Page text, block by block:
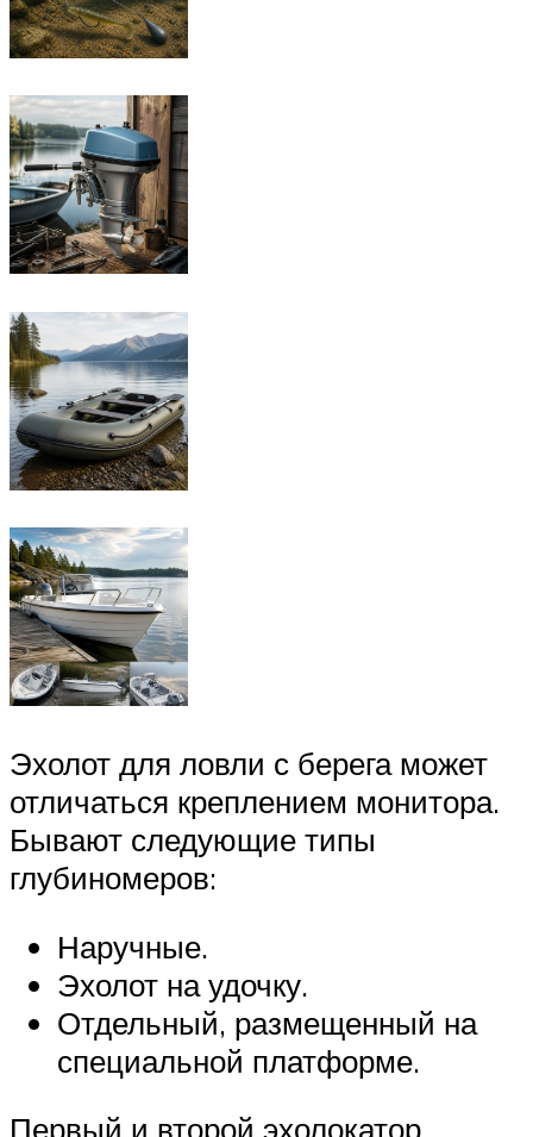
Эхолот для ловли с берега может
отличаться креплением монитора.
Бывают следующие типы
глубиномеров:
Наручные.
Эхолот на удочку.
Отдельный, размещенный на
специальной платформе.
Первый и второй эхолокатор